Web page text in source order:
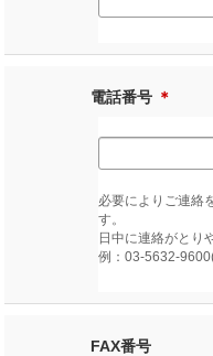
電話番号 ＊
必要によりご連絡
す。
日中に連絡がとり
例：03-5632-
FAX番号